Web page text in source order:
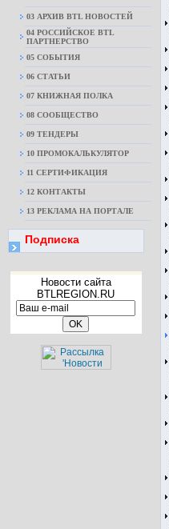
03 АРХИВ BTL НОВОСТЕЙ
04 РОССИЙСКОЕ BTL
ПАРТНЕРСТВО
05 СОБЫТИЯ
06 СТАТЬИ
07 КНИЖНАЯ ПОЛКА
08 CООБЩЕСТВО
09 ТЕНДЕРЫ
10 ПРОМОКАЛЬКУЛЯТОР
11 СЕРТИФИКАЦИЯ
12 КОНТАКТЫ
13 РЕКЛАМА НА ПОРТАЛЕ
Подписка
Новости сайта
BTLREGION.RU